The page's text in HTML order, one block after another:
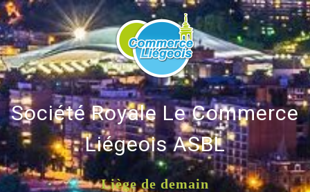
Société Royale Le Commerce
Liégeois ASBL
Liège de demain